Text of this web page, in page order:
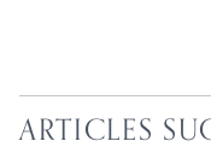
ARTICLES